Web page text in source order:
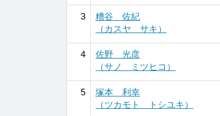
3
糟谷 佐紀
（カスヤ サキ）
4
佐野 光彦
（サノ ミツヒコ）
5
塚本 利幸
（ツカモト トシユキ）